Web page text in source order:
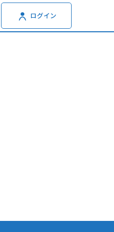
ログイン